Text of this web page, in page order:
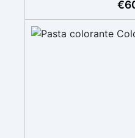
risultati
esperienza, con
gratuita ✅
€